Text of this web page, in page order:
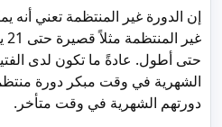
إن الدورة غير المنتظمة تعني
حتى أطول. عادةً ما تكون لدى
الشهرية في وقت مبكر دورة
دورتهم الشهرية في وقت متأخر.